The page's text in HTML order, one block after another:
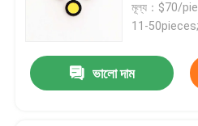
মূল্য：$70/
11-
ভালো দাম